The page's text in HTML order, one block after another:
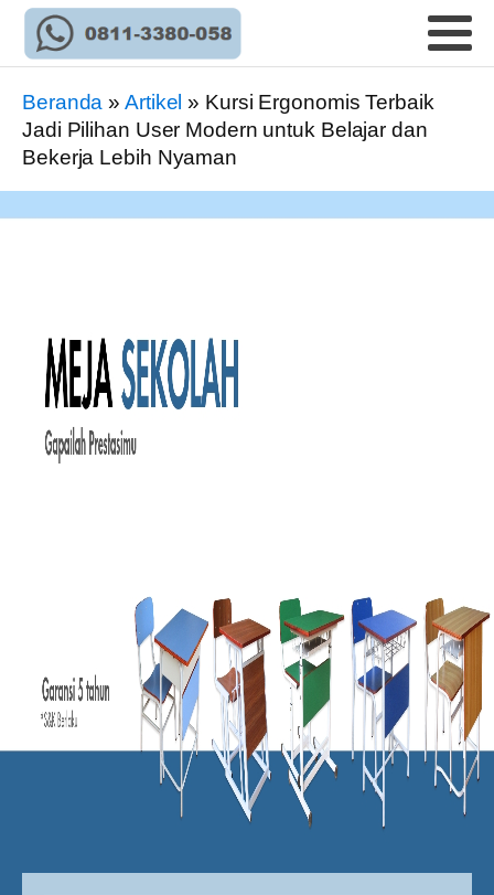
Beranda »Artikel » Kursi Ergonomis Terbaik
Jadi Pilihan User Modern untuk Belajar dan
Bekerja Lebih Nyaman